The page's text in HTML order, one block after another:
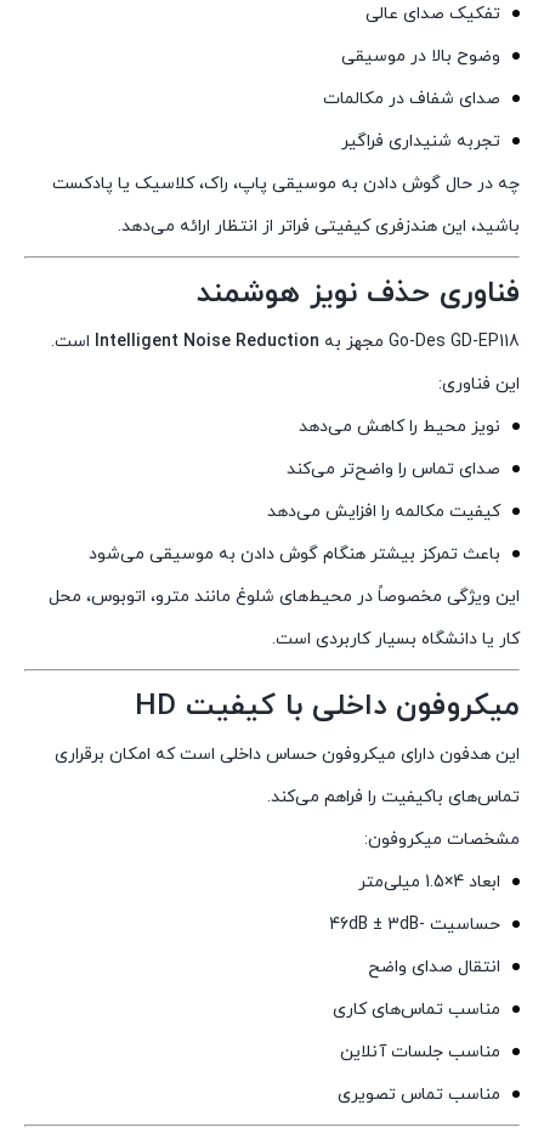
تفکیک صدای عالی
وضوح بالا در موسیقی
صدای شفاف در مکالمات
تجربه شنیداری فراگیر
چه در حال گوش دادن به موسیقی پاپ، راک، کلاسیک یا پادکست
باشید، این هندزفری کیفیتی فراتر از انتظار ارائه می‌دهد.
فناوری حذف نویز هوشمند
Go-Des GD-EP118 مجهز به Intelligent Noise Reduction است.
این فناوری:
نویز محیط را کاهش می‌دهد
صدای تماس را واضح‌تر می‌کند
کیفیت مکالمه را افزایش می‌دهد
باعث تمرکز بیشتر هنگام گوش دادن به موسیقی می‌شود
این ویژگی مخصوصاً در محیط‌های شلوغ مانند مترو، اتوبوس، محل
کار یا دانشگاه بسیار کاربردی است.
میکروفون داخلی با کیفیت HD
این هدفون دارای میکروفون حساس داخلی است که امکان برقراری
تماس‌های باکیفیت را فراهم می‌کند.
مشخصات میکروفون:
ابعاد 4×1.5 میلی‌متر
حساسیت -46dB ± 3dB
انتقال صدای واضح
مناسب تماس‌های کاری
مناسب جلسات آنلاین
مناسب تماس تصویری